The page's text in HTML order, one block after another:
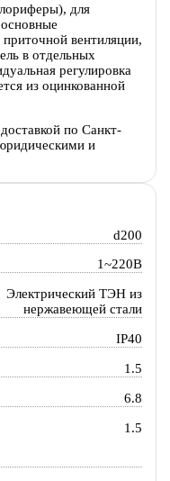
для
приточной вентиляции,
в отдельных
регулировка
из оцинкованной
по Санкт-
и
d200
1~220В
Электрический ТЭН из
нержавеющей стали
IP40
1.5
6.8
1.5